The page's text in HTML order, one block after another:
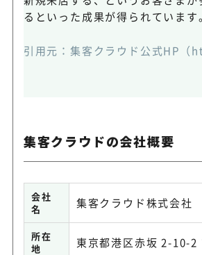
るといった成果が得られています
引用元：集客クラウド公式HP
集客クラウドの会社概要
会社
名
集客クラウド株式会社
所在
地
東京都港区赤坂 2-10-2